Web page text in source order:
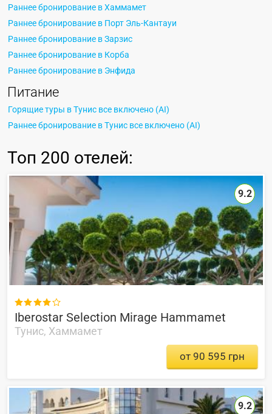
Раннее бронирование в Хаммамет
Раннее бронирование в Порт Эль-Кантауи
Раннее бронирование в Зарзис
Раннее бронирование в Корба
Раннее бронирование в Энфида
Питание
Горящие туры в Тунис все включено (AI)
Раннее бронирование в Тунис все включено (AI)
Топ 200 отелей:

Iberostar Selection Mirage Hammamet
Тунис, Хаммамет
9.2
от 90 595 грн
9.2